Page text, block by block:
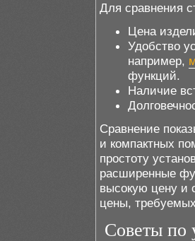
Для сравнения
Цена
Удобство
например,
функций.
Наличие
Сравнение
и компактных
простоту
расширенные
высокую цену и
цены,
Советы по